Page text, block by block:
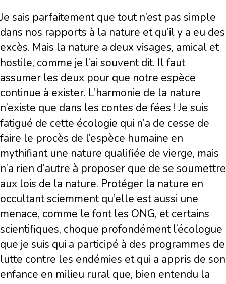
Je sais parfaitement que tout n’est pas simple
dans nos rapports à la nature et qu’il y a eu des
excès. Mais la nature a deux visages, amical et
hostile, comme je l’ai souvent dit. Il faut
assumer les deux pour que notre espèce
continue à exister. L’harmonie de la nature
n’existe que dans les contes de fées ! Je suis
fatigué de cette écologie qui n’a de cesse de
faire le procès de l’espèce humaine en
mythifiant une nature qualifiée de vierge, mais
n’a rien d’autre à proposer que de se soumettre
aux lois de la nature. Protéger la nature en
occultant sciemment qu’elle est aussi une
menace, comme le font les ONG, et certains
scientifiques, choque profondément l’écologue
que je suis qui a participé à des programmes de
lutte contre les endémies et qui a appris de son
enfance en milieu rural que, bien entendu la